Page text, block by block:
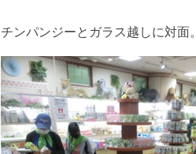
チンパンジーとガラス越しに対面。